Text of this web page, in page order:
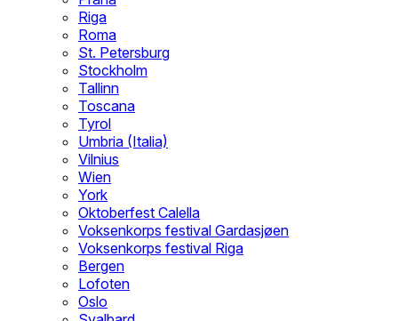
Riga
Roma
St. Petersburg
Stockholm
Tallinn
Toscana
Tyrol
Umbria (Italia)
Vilnius
Wien
York
Oktoberfest Calella
Voksenkorps festival Gardasjøen
Voksenkorps festival Riga
Bergen
Lofoten
Oslo